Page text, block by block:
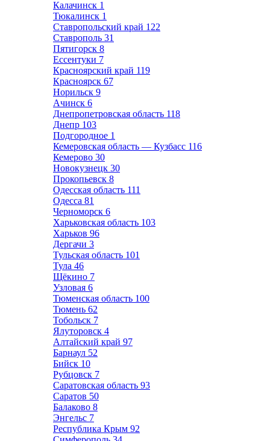
Калачинск 1
Тюкалинск 1
Ставропольский край 122
Ставрополь 31
Пятигорск 8
Ессентуки 7
Красноярский край 119
Красноярск 67
Норильск 9
Ачинск 6
Днепропетровская область 118
Днепр 103
Подгородное 1
Кемеровская область — Кузбасс 116
Кемерово 30
Новокузнецк 30
Прокопьевск 8
Одесская область 111
Одесса 81
Черноморск 6
Харьковская область 103
Харьков 96
Дергачи 3
Тульская область 101
Тула 46
Щёкино 7
Узловая 6
Тюменская область 100
Тюмень 62
Тобольск 7
Ялуторовск 4
Алтайский край 97
Барнаул 52
Бийск 10
Рубцовск 7
Саратовская область 93
Саратов 50
Балаково 8
Энгельс 7
Республика Крым 92